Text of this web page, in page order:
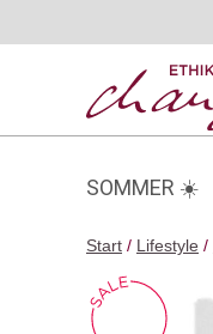
SOMMER ☀️
Start / Lifestyle /